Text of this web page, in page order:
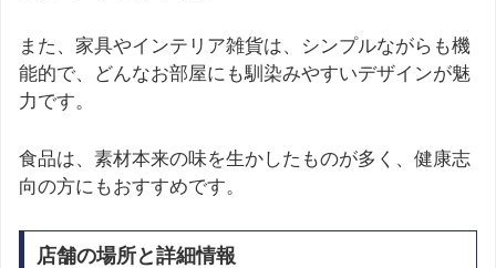
また、家具やインテリア雑貨は、シンプルながらも機
能的で、どんなお部屋にも馴染みやすいデザインが魅
力です。
食品は、素材本来の味を生かしたものが多く、健康志
向の方にもおすすめです。
店舗の場所と詳細情報